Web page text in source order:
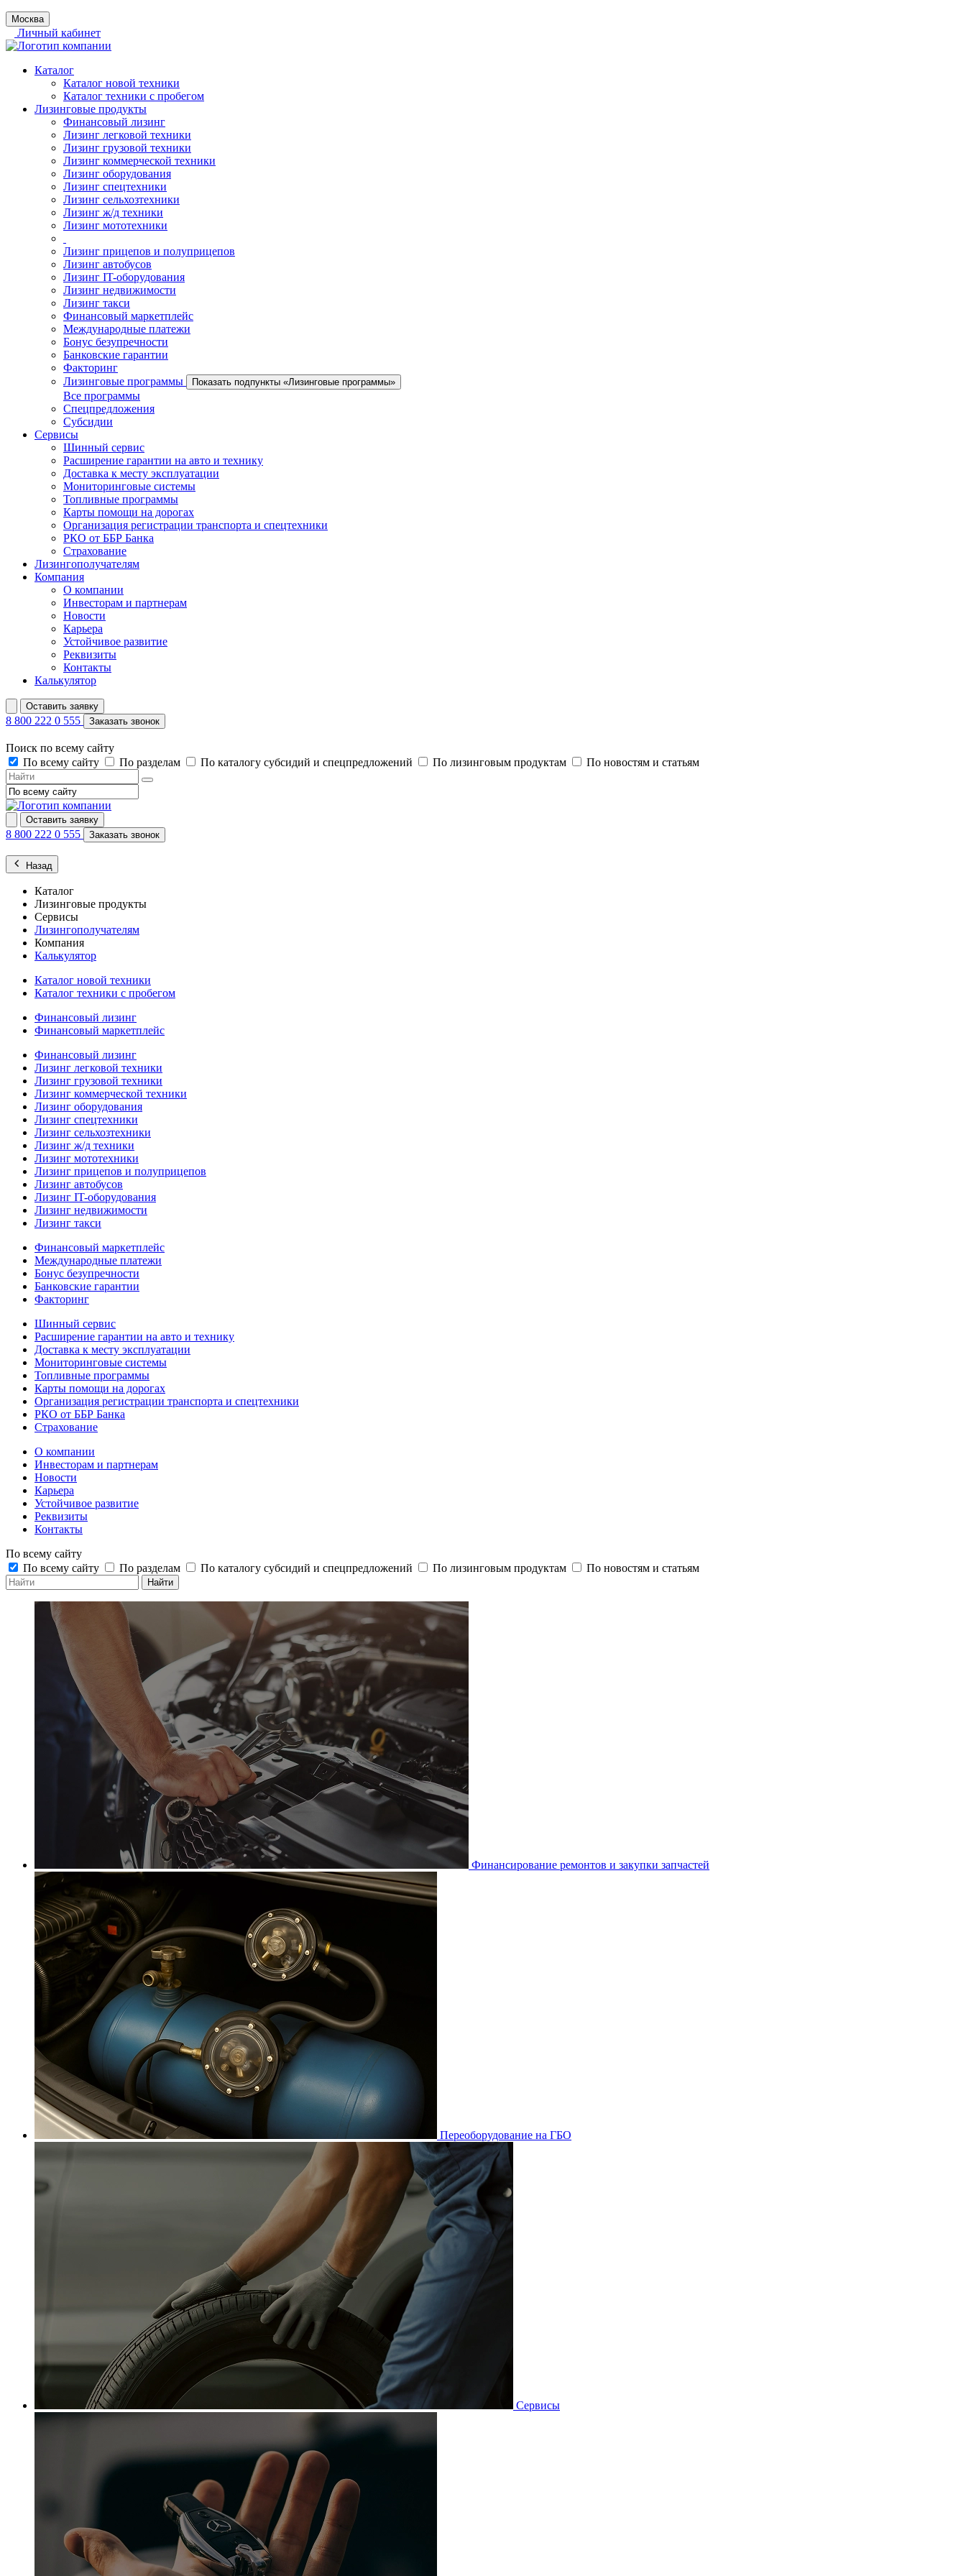
Москва
Личный кабинет
Каталог
Каталог новой техники
Каталог техники с пробегом
Лизинговые продукты
Финансовый лизинг
Лизинг легковой техники
Лизинг грузовой техники
Лизинг коммерческой техники
Лизинг оборудования
Лизинг спецтехники
Лизинг сельхозтехники
Лизинг ж/д техники
Лизинг мототехники
Лизинг прицепов и полуприцепов
Лизинг автобусов
Лизинг IT-оборудования
Лизинг недвижимости
Лизинг такси
Финансовый маркетплейс
Международные платежи
Бонус безупречности
Банковские гарантии
Факторинг
Лизинговые программы
Показать подпункты «Лизинговые программы»
Все программы
Спецпредложения
Субсидии
Сервисы
Шинный сервис
Расширение гарантии на авто и технику
Доставка к месту эксплуатации
Мониторинговые системы
Топливные программы
Карты помощи на дорогах
Организация регистрации транспорта и спецтехники
РКО от ББР Банка
Страхование
Лизингополучателям
Компания
О компании
Инвесторам и партнерам
Новости
Карьера
Устойчивое развитие
Реквизиты
Контакты
Калькулятор
Оставить заявку
8 800 222 0 555 Заказать звонок
Поиск по всему сайту
По всему сайту
По разделам По каталогу субсидий и спецпредложений По лизинговым продуктам По новостям и статьям
Оставить заявку
8 800 222 0 555 Заказать звонок
Назад
Каталог
Лизинговые продукты
Сервисы
Лизингополучателям
Компания
Калькулятор
Каталог новой техники
Каталог техники с пробегом
Финансовый лизинг
Финансовый маркетплейс
Финансовый лизинг
Лизинг легковой техники
Лизинг грузовой техники
Лизинг коммерческой техники
Лизинг оборудования
Лизинг спецтехники
Лизинг сельхозтехники
Лизинг ж/д техники
Лизинг мототехники
Лизинг прицепов и полуприцепов
Лизинг автобусов
Лизинг IT-оборудования
Лизинг недвижимости
Лизинг такси
Финансовый маркетплейс
Международные платежи
Бонус безупречности
Банковские гарантии
Факторинг
Шинный сервис
Расширение гарантии на авто и технику
Доставка к месту эксплуатации
Мониторинговые системы
Топливные программы
Карты помощи на дорогах
Организация регистрации транспорта и спецтехники
РКО от ББР Банка
Страхование
О компании
Инвесторам и партнерам
Новости
Карьера
Устойчивое развитие
Реквизиты
Контакты
По всему сайту
По всему сайту
По разделам По каталогу субсидий и спецпредложений По лизинговым продуктам По новостям и статьям
Найти
Финансирование ремонтов и закупки запчастей
Переоборудование на ГБО
Сервисы